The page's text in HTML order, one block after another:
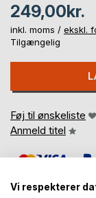
249,00kr.
inkl. moms / ekskl.
Tilgængelig
Føj til ønskeliste
Anmeld titel
Vi respekterer